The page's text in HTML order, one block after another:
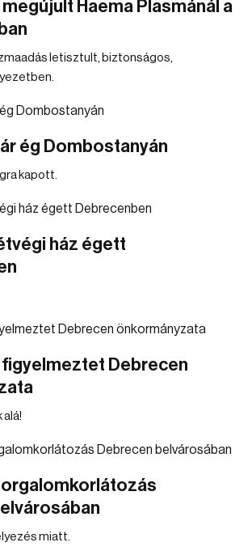
megújult Haema Plasmánál a
letisztult, biztonságos,
ég Dombostanyán
kapott.
ház égett
figyelmeztet Debrecen
alá!
miatt.